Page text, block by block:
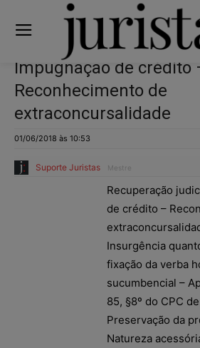
Impugnação de crédito
Reconhecimento de
extraconcursalidade
01/06/2018 às 10:53
Suporte Juristas Mestre
Recuperação
de crédito –
Insurgência
fixação da verba
sucumbencial –
85, §8º do CPC
Preservação da
Natureza